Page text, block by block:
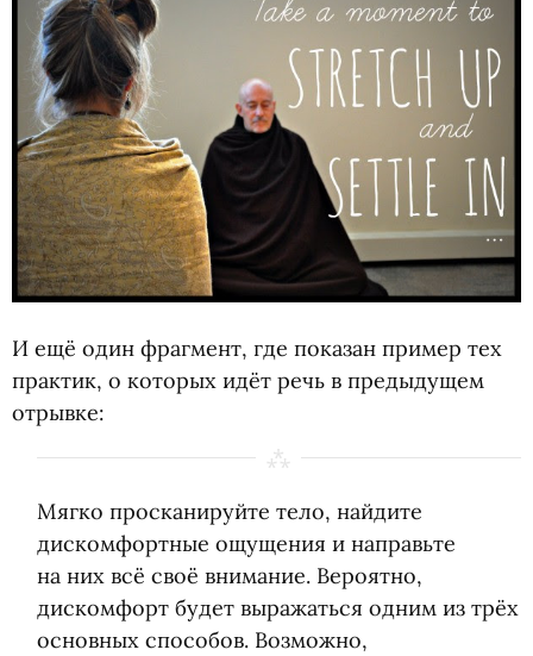
И ещё один фрагмент, где показан пример тех
практик, о которых идёт речь в предыдущем
отрывке:
Мягко просканируйте тело, найдите
дискомфортные ощущения и направьте
на них всё своё внимание. Вероятно,
дискомфорт будет выражаться одним из трёх
основных способов. Возможно,